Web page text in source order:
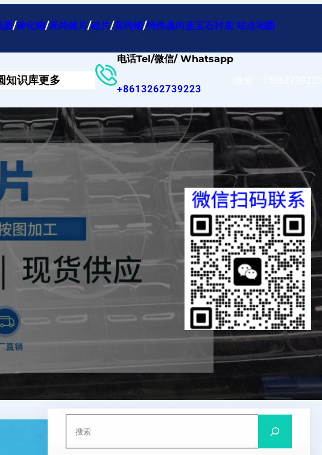
圆/砷化铟/高纯锗片/硅片/高纯铟/特殊晶向蓝宝石衬底 站点地图
知识库更多
电话Tel/微信/ Whatsapp
+8613262739223